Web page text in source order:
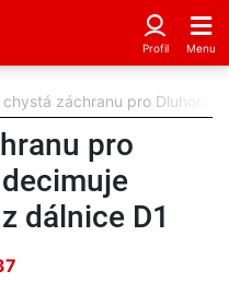
chystá záchranu pro
pro
dálnice D1